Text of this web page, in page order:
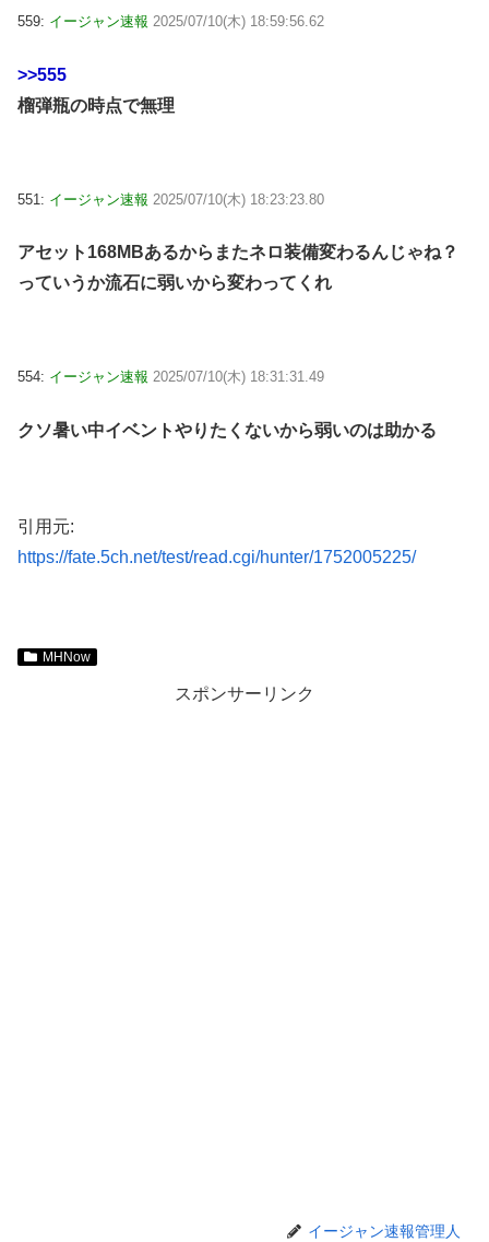
559: イージャン速報 2025/07/10(木) 18:59:56.62
>>555
榴弾瓶の時点で無理
551: イージャン速報 2025/07/10(木) 18:23:23.80
アセット168MBあるからまたネロ装備変わるんじゃね？
っていうか流石に弱いから変わってくれ
554: イージャン速報 2025/07/10(木) 18:31:31.49
クソ暑い中イベントやりたくないから弱いのは助かる
引用元:
https://fate.5ch.net/test/read.cgi/hunter/1752005225/
MHNow
スポンサーリンク
イージャン速報管理人